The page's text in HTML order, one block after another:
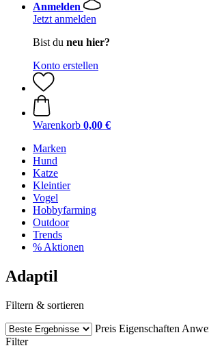
Anmelden
Jetzt anmelden
Bist du neu hier?
Konto erstellen
Warenkorb 0,00 €
Marken
Hund
Katze
Kleintier
Vogel
Hobbyfarming
Outdoor
Trends
% Aktionen
Adaptil
Filtern & sortieren
Preis Eigenschaften
Filter